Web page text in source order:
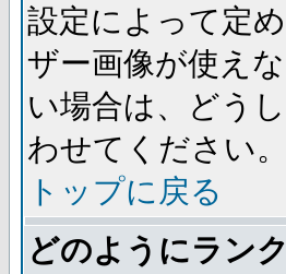
設定によって定
ザー画像が使え
い場合は、どう
わせてください。
トップに戻る
どのようにラン